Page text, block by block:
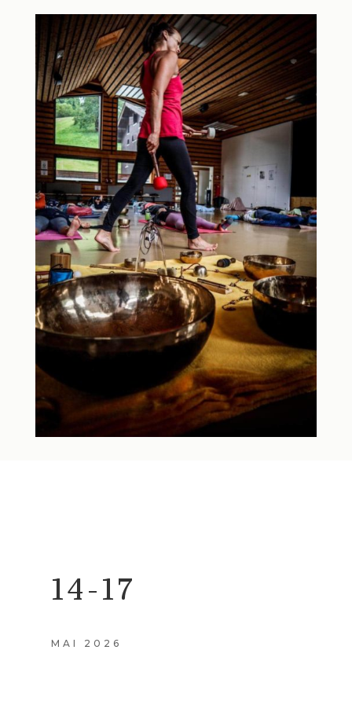
RÉSERVATION
14-17
MAI 2026